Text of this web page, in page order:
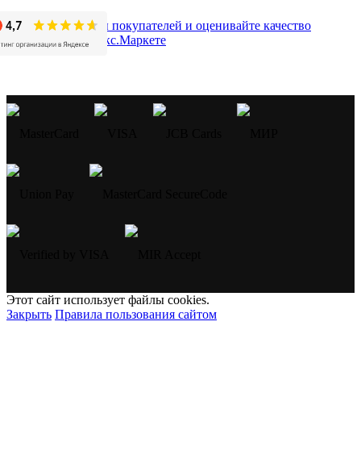
Этот сайт использует файлы cookies.
Закрыть Правила пользования сайтом